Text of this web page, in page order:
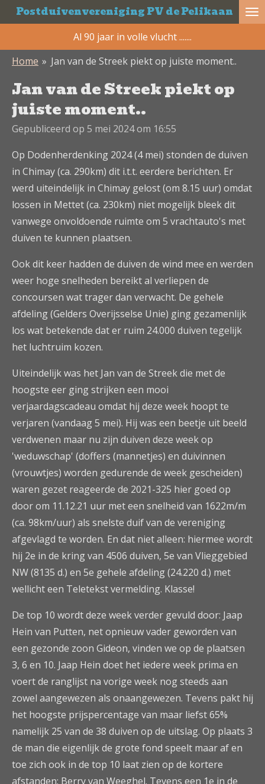
Ga
de
Postduivenvereniging PV de Pelikaan
Al 90 jaar in volle vlucht .......
Home » Jan van de Streek piekt op juiste moment..
Jan van de Streek piekt op
juiste moment..
Gepubliceerd op 5 mei 2024 om 16:55
Op Dodenherdenking 2024 (4 mei) stonden de duiven
in Chimay (ca. 290km) dit i.t.t. eerdere berichten. Er
werd uiteindelijk in Chimay gelost (om 8.15 uur) omdat
lossen in Mettet (ca. 230km) niet mogelijk bleek dit
vanwege onvoldoende ruimte om 5 vrachtauto's met
duiven te kunnen plaatsen.
Ook dit keer hadden de duiven de wind mee en werden
weer hoge snelheden bereikt al verliepen de
concoursen wat trager dan verwacht. De gehele
afdeling (Gelders Overijsselse Unie) ging gezamenlijk
los wat betekende dat er ruim 24.000 duiven tegelijk
het luchtruim kozen.
Uiteindelijk was het Jan van de Streek die met de
hoogste eer ging strijken een mooi
verjaardagscadeau omdat hij deze week hoopt te
verjaren (vandaag 5 mei). Hij was een beetje uit beeld
verdwenen maar nu zijn duiven deze week op
'weduwschap' (doffers (mannetjes) en duivinnen
(vrouwtjes) worden gedurende de week gescheiden)
waren gezet reageerde de 2021-325 hier goed op
door om 11.12.21 uur met een snelheid van 1622m/m
(ca. 98km/uur) als snelste duif van de vereniging
afgevlagd te worden. En dat niet alleen: hiermee wordt
hij 2e in de kring van 4506 duiven, 5e van Vlieggebied
NW (8135 d.) en 5e gehele afdeling (24.220 d.) met
wellicht een Teletekst vermelding. Klasse!
De top 10 wordt deze week verder gevuld door: Jaap
Hein van Putten, net opnieuw vader geworden van
een gezonde zoon Gideon, vinden we op de plaatsen
3, 6 en 10. Jaap Hein doet het iedere week prima en
voert de ranglijst na vorige week nog steeds aan
zowel aangewezen als onaangewezen. Tevens pakt hij
het hoogste prijspercentage van maar liefst 65%
namelijk 25 van de 38 duiven op de uitslag. Op plaats 3
de man die eigenlijk de grote fond speelt maar af en
toe zich ook in de top 10 laat zien op de kortere
afstanden: Berry van Weeghel. Tevens een 1e in de